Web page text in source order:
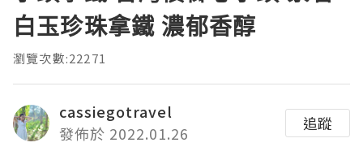
白玉珍珠拿鐵 濃郁香醇
瀏覽次數:22271
cassiegotravel
發佈於 2022.01.26
追蹤